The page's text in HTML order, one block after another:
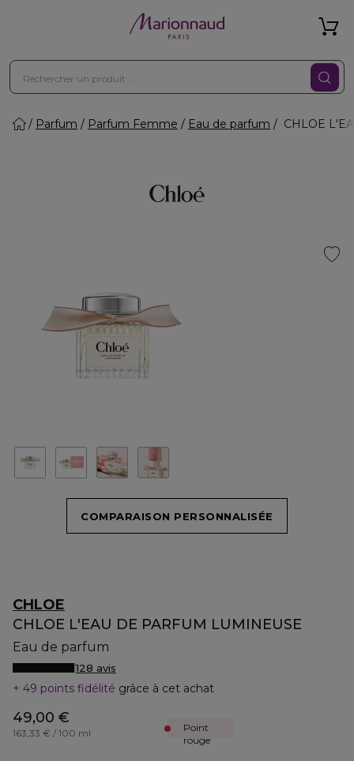
Parfum Parfum Femme Eau de parfum CHLOE
COMPARAISON PERSONNALISÉE
CHLOE
CHLOE L'EAU DE PARFUM LUMINEUSE
Eau de parfum
128 avis
49 points fidélité grâce à cet achat
49,00 €
163,33 € / 100 ml
Point
rouge